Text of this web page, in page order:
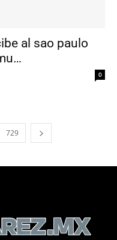
al sao paulo
0
729